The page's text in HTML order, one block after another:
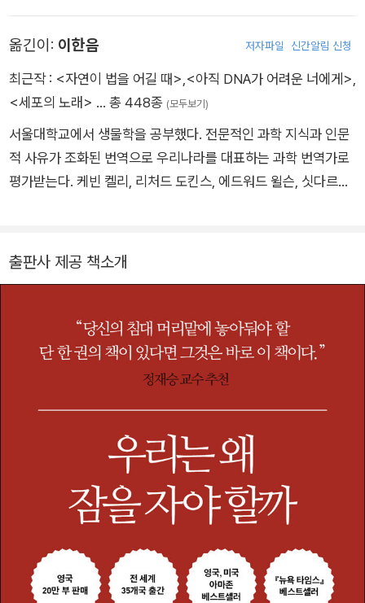
를 포함한 수많은 텔레비전 방송과 라디오 매체에 출현했고 100
편이 넘는 과학 논문을 발표하는 등, 활발하게 대중과 소통하며
연구 활동에도 매진하고 있다. 영국 리버풀에서 태어나 노팅엄 대
서 신경 생리학 박사 학위를 받았다. 2004년부터 2007년까지
하버드 의과 대학 정신 의학 교수로 재직했으며, 2007년부터는
UC 버클리에서 신경 과학 및 심리학을 가르치고 있다. UC 버클
과 질병에 미치는 영향이 그의 주요 연구 주제이다. 미국 국립 과
학 재단NSF과 국립 보건원NIH으로부터 다수의 연구 지원 기금
Kavli Fellow에 선정되었다. 2017년부터 알파벳 산하 연구 기관
인 Verily(전 구글 생명 과학Google Life Science) 소속 수면
옮긴이: 이한음 저자파일 신간알림 신청
최근작 : <자연이 법을 어길 때>,<아직 DNA가 어려운 너에게>,
<세포의 노래> … 총 448종 (모두보기)
서울대학교에서 생물학을 공부했다. 전문적인 과학 지식과 인문
적 사유가 조화된 번역으로 우리나라를 대표하는 과학 번역가로
평가받는다. 케빈 켈리, 리처드 도킨스, 에드워드 윌슨, 싯다르타
다. 저서로는 『바스커빌가의 개와 추리 좀 하는 친구들』, 『청소년
래』, 『만들어진 신』 등이 있다.
출판사 제공 책소개